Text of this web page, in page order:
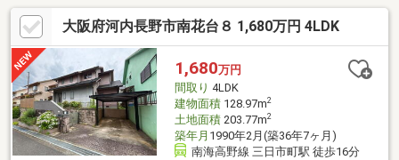
大阪府河内長野市南花台８ 1,680万円 4LDK
1,680万円
間取り 4LDK
建物面積128.97m2
土地面積203.77m2
築年月 1990年2月(築36年7ヶ月)
南海高野線 三日市町駅 徒歩16分